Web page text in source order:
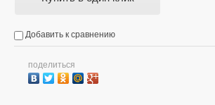
Добавить к сравнению
поделиться